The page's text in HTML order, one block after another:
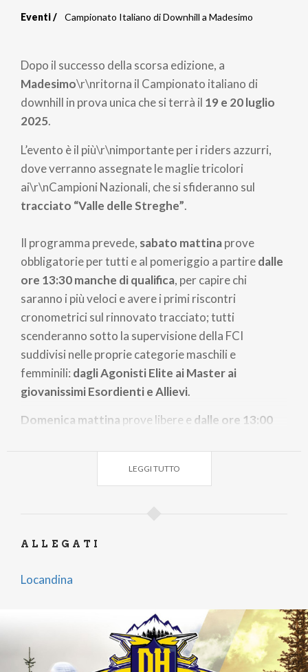
di
pane
Eventi Campionato Italiano di Downhill a Madesimo
Dopo il successo della scorsa edizione, a
Madesimo\r\nritorna il Campionato italiano di
downhill in prova unica che si terrà il 19 e 20 luglio
2025.
L’evento è il più\r\nimportante per i riders azzurri,
dove verranno assegnate le maglie tricolori
ai\r\nCampioni Nazionali, che si sfideranno sul
tracciato “Valle delle Streghe”.
Il programma prevede, sabato mattinaprove
obbligatorie per tutti e al pomeriggio a partiredalle
ore 13:30 manche di qualifica, per capire chi
saranno i più veloci e avere i primi riscontri
cronometrici sul rinnovato tracciato; tutti
scenderanno sotto la supervisione della FCI
suddivisi nelle proprie categorie maschili e
femminili: dagli Agonisti Elite ai Master ai
giovanissimi Esordienti e Allievi.
Domenica mattina prove libere e dalle ore 13:00
maggiori informazioniclicca qui
LEGGI TUTTO
ALLEGATI
Locandina